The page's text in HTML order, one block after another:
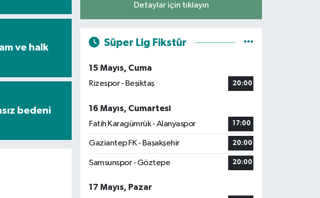
ve halk
bedeni
Detaylar için tıklayın
Süper Lig Fikstür
15 Mayıs, Cuma
Rizespor - Beşiktaş
20:00
16 Mayıs, Cumartesi
Fatih Karagümrük - Alanyaspor
17:00
Gaziantep FK - Başakşehir 20:00
Samsunspor - Göztepe 20:00
17 Mayıs, Pazar